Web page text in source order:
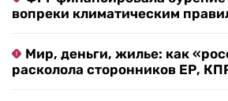
вопреки климатическим
Мир, деньги, жилье: как
расколола сторонников ЕР,